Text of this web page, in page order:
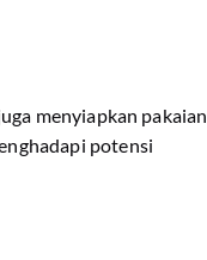
menyiapkan pakaian
potensi